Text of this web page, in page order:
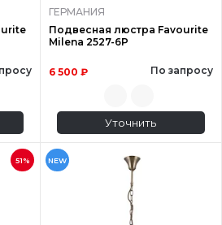
ГЕРМАНИЯ
Подвесная люстра Favourite
Milena 2527-6P
6 500 ₽ По запросу
Уточнить
51% NEW